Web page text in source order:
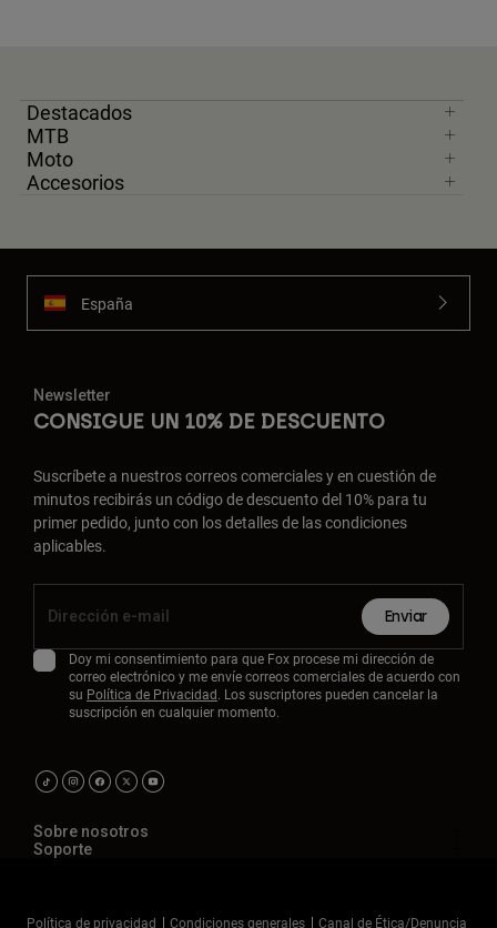
Destacados
MTB
Moto
Accesorios
España
Newsletter
CONSIGUE UN 10% DE DESCUENTO
Suscríbete a nuestros correos comerciales y en cuestión de
minutos recibirás un código de descuento del 10% para tu
primer pedido, junto con los detalles de las condiciones
aplicables.
Enviar
Doy mi consentimiento para que Fox procese mi dirección de
correo electrónico y me envíe correos comerciales de acuerdo con
su Política de Privacidad. Los suscriptores pueden cancelar la
suscripción en cualquier momento.
Sobre nosotros
Soporte
Política de privacidad Condiciones generales Canal de Ética/Denuncia